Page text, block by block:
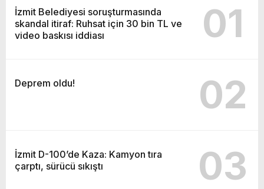
İzmit Belediyesi soruşturmasında
skandal itiraf: Ruhsat için 30 bin TL ve
video baskısı iddiası
01
Deprem oldu! 02
İzmit D-100’de Kaza: Kamyon tıra
çarptı, sürücü sıkıştı
03